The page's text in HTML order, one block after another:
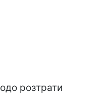
розтрати